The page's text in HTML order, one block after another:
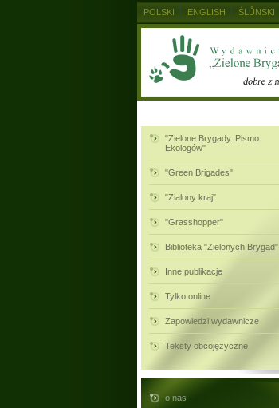
"Zielone Brygady. Pismo
Ekologów"
"Green Brigades"
"Zialony kraj"
"Grasshopper"
Biblioteka "Zielonych Brygad"
Inne publikacje
Tylko online
Zapowiedzi wydawnicze
Teksty obcojęzyczne
o nas
POLSKI ENGLISH ŚLŮNSKI